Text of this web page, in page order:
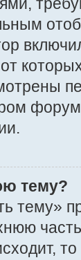
тему?
тему»
то